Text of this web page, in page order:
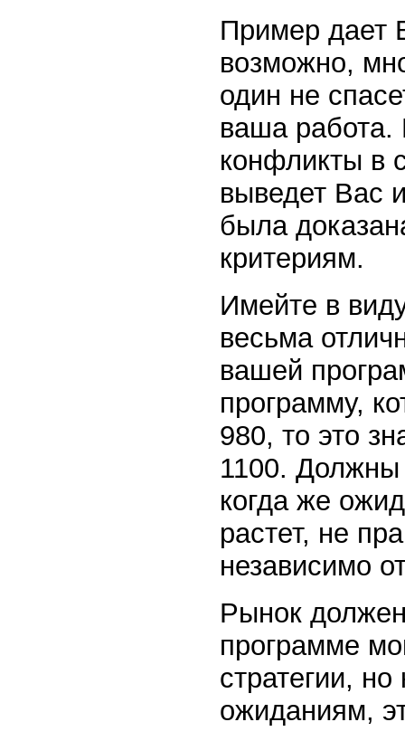
Пример дает
возможно,
один не
ваша
конфликты в
выведет Вас
была
критериям.
Имейте в
весьма
вашей
программу,
980, то это
1100. Должны
когда же
растет, не
независимо
Рынок
программе
стратегии,
ожиданиям,